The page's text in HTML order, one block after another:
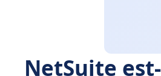
NetSuite